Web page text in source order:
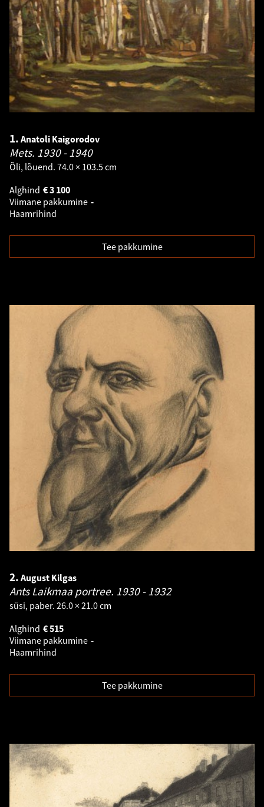
1. Anatoli Kaigorodov
Mets. 1930 - 1940
Õli, lõuend. 74.0 × 103.5 cm
Alghind
3 100
€
Viimane pakkumine -
Haamrihind
Tee pakkumine
2. August Kilgas
Ants Laikmaa portree. 1930 - 1932
süsi, paber. 26.0 × 21.0 cm
Alghind
515
€
Viimane pakkumine -
Haamrihind
Tee pakkumine